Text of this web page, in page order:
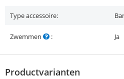
Type accessoire:
Zwemmen : Ja
Productvarianten